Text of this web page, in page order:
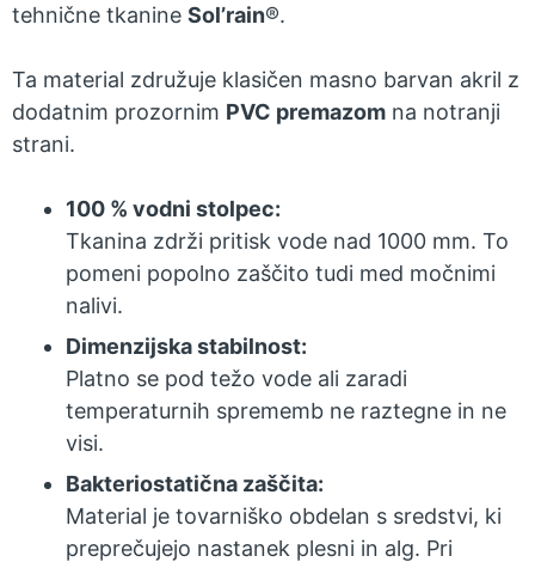
tehnične tkanine Sol’rain®.
Ta material združuje klasičen masno barvan akril z
dodatnim prozornim PVC premazom na notranji
strani.
100 % vodni stolpec:
Tkanina zdrži pritisk vode nad 1000 mm. To
pomeni popolno zaščito tudi med močnimi
nalivi.
Dimenzijska stabilnost:
Platno se pod težo vode ali zaradi
temperaturnih sprememb ne raztegne in ne
visi.
Bakteriostatična zaščita:
Material je tovarniško obdelan s sredstvi, ki
preprečujejo nastanek plesni in alg. Pri